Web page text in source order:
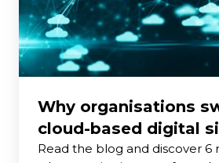
Why organisations
cloud-based digital
Read the blog and discover 6
cloud-
based
digital
signage